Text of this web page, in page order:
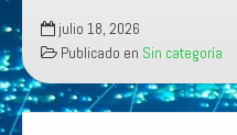
Kasyno
Piper
Spin
z
julio 18, 2026
Sin categoría